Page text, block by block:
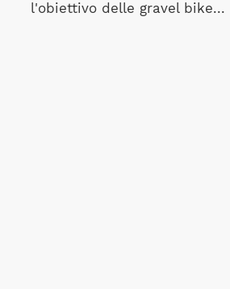
l'obiettivo delle gravel bike...